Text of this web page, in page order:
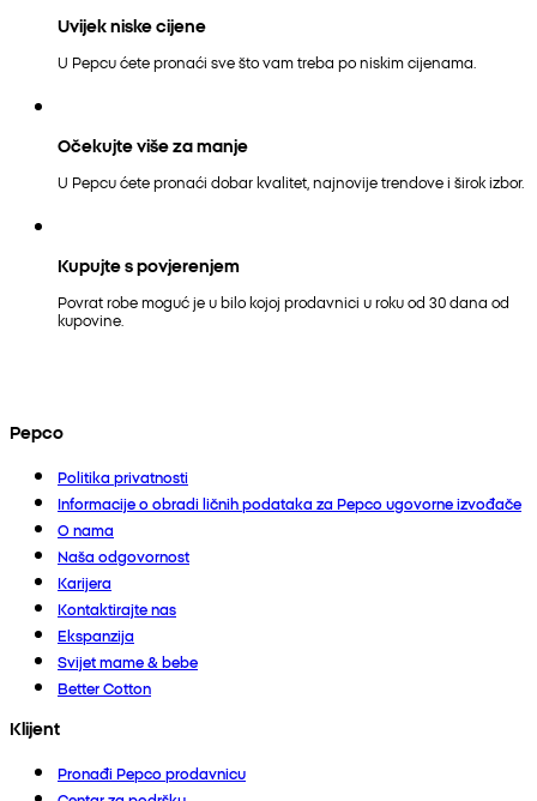
Uvijek niske cijene
U Pepcu ćete pronaći sve što vam treba po niskim cijenama.
Očekujte više za manje
U Pepcu ćete pronaći dobar kvalitet, najnovije trendove i širok izbor.
Kupujte s povjerenjem
Povrat robe moguć je u bilo kojoj prodavnici u roku od 30 dana od
kupovine.
Pepco
Politika privatnosti
Informacije o obradi ličnih podataka za Pepco ugovorne izvođače
O nama
Naša odgovornost
Karijera
Kontaktirajte nas
Ekspanzija
Svijet mame & bebe
Better Cotton
Klijent
Pronađi Pepco prodavnicu